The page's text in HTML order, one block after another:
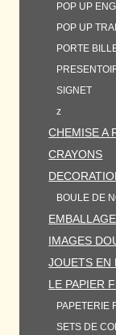
POP UP
POP UP
PORTE
SIGNET
z
CHEMISE A
CRAYONS
BOULE DE
IMAGES
JOUETS EN
LE PAPIER
PAPETERIE
SETS DE